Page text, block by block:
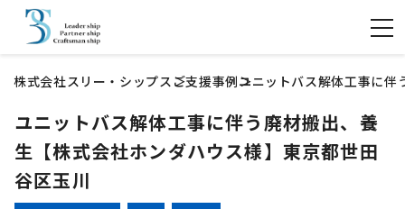
株式会社スリー・シップス ご支援事例ユニットバス解体工事に伴
ユニットバス解体工事に伴う廃材搬出、養
生【株式会社ホンダハウス様】東京都世田
谷区玉川